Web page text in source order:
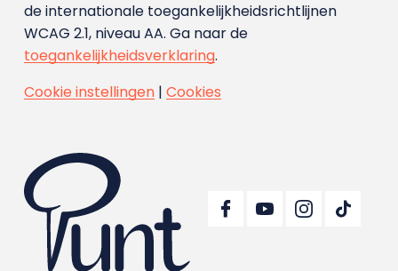
de internationale toegankelijkheidsrichtlijnen
WCAG 2.1, niveau AA. Ga naar de
toegankelijkheidsverklaring.
Cookie instellingen| Cookies